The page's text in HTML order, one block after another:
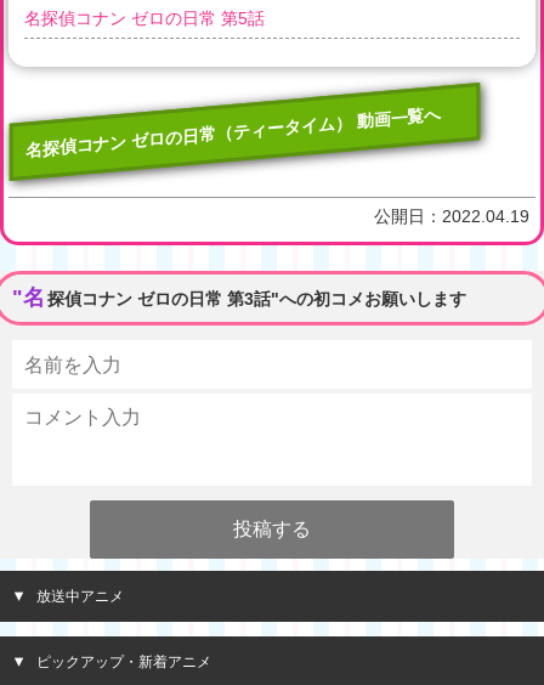
名探偵コナン ゼロの日常 第5話
名探偵コナン ゼロの日常（ティータイム） 動画一覧へ
公開日： 2022.04.19
"名 探偵コナン ゼロの日常 第3話"への初コメお願いします
放送中アニメ
ピックアップ・新着アニメ